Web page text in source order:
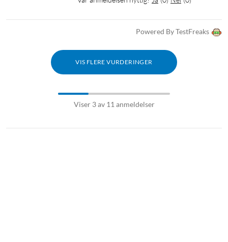
Powered By TestFreaks
VIS FLERE VURDERINGER
Viser 3 av 11 anmeldelser